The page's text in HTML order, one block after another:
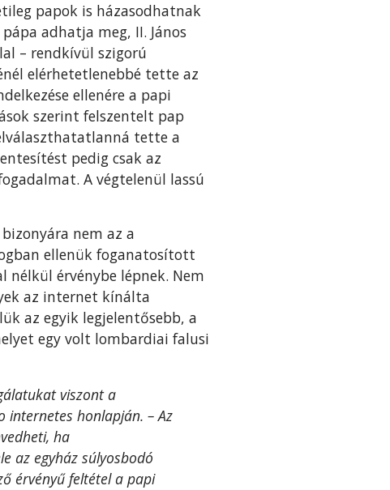
papok is házasodhatnak
adhatja meg, II. János
– rendkívül szigorú
elérhetetlenebbé tette az
ellenére a papi
szerint felszentelt pap
tette a
pedig csak az
A végtelenül lassú
nem az a
ellenük foganatosított
nélkül érvénybe lépnek. Nem
az internet kínálta
az egyik legjelentősebb, a
egy volt lombardiai falusi
viszont a
internetes honlapján. – Az
ha
az egyház súlyosbodó
érvényű feltétel a papi